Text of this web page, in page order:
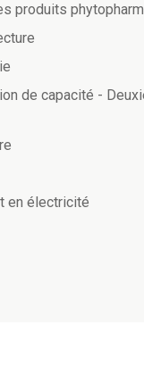
produits
de capacité -
en électricité